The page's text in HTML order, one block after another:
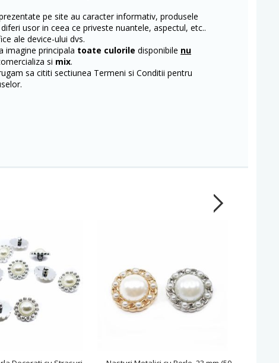
pe site au caracter informativ, produsele
usor in ceea ce priveste nuantele, aspectul, etc..
ale device-ului dvs.
imagine principala toate culorile disponibile nu
si mix.
sa cititi sectiunea Termeni si Conditii pentru